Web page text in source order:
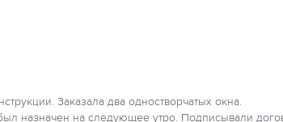
Заказала два одностворчатых окна.
назначен на следующее утро. Подписывали